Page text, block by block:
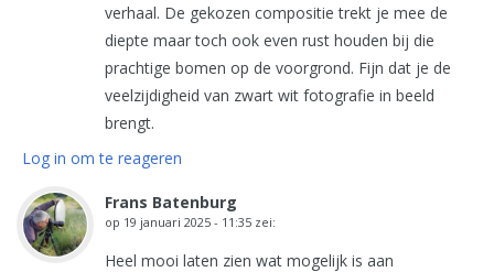
verhaal. De gekozen compositie trekt je mee de
diepte maar toch ook even rust houden bij die
prachtige bomen op de voorgrond. Fijn dat je de
veelzijdigheid van zwart wit fotografie in beeld
brengt.
Log in om te reageren
Frans Batenburg
op 19 januari 2025 - 11:35 zei:
Heel mooi laten zien wat mogelijk is aan